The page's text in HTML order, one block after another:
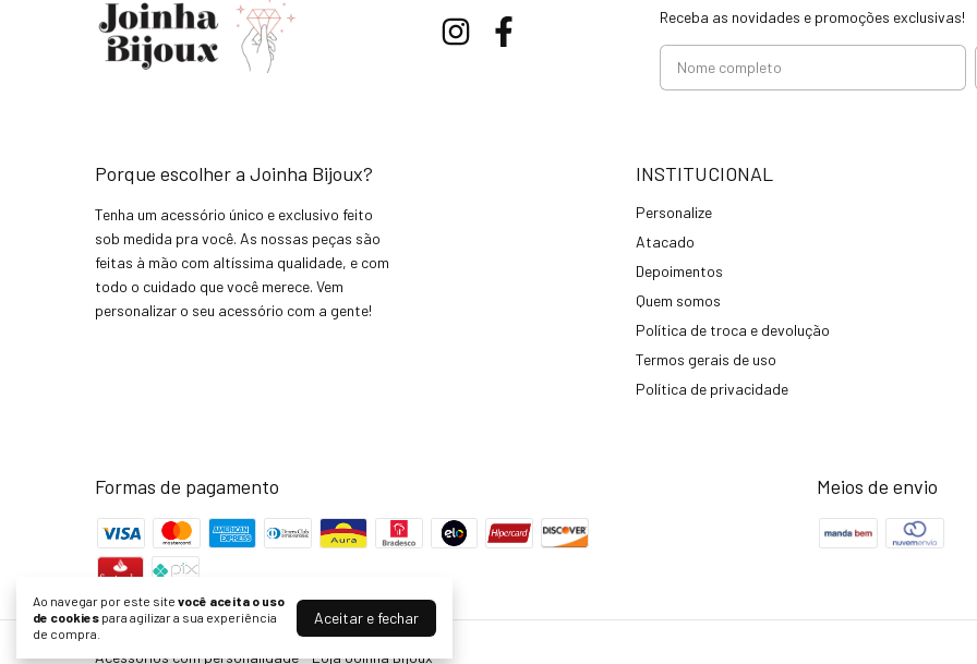
Ao navegar por este site você aceita o uso
de cookies para agilizar a sua experiência
de compra.
Aceitar e fechar
Receba as novidades e promoções exclusivas!
Porque escolher a Joinha Bijoux?
Tenha um acessório único e exclusivo feito
sob medida pra você. As nossas peças são
feitas à mão com altíssima qualidade, e com
todo o cuidado que você merece. Vem
personalizar o seu acessório com a gente!
INSTITUCIONAL
Personalize
Atacado
Depoimentos
Quem somos
Política de troca e devolução
Termos gerais de uso
Política de privacidade
Formas de pagamento Meios de envio
Acessórios com personalidade - Loja Joinha Bijoux